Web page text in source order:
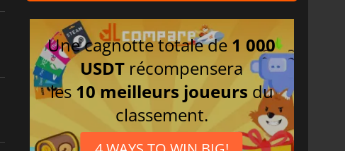
Une cagnotte totale de 1 000
USDT récompensera
les 10 meilleurs joueurs du
classement.